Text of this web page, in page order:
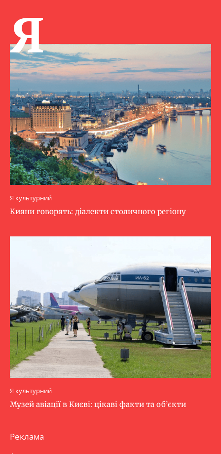
Я
Я культурний
Кияни говорять: діалекти столичного регіону
Я культурний
Музей авіації в Києві: цікаві факти та об’єкти
Реклама